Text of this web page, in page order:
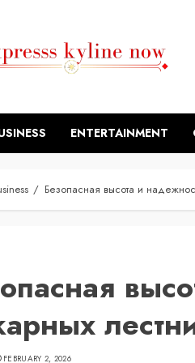
ENTERTAINMENT
Безопасная высота и
FEBRUARY 2, 2026